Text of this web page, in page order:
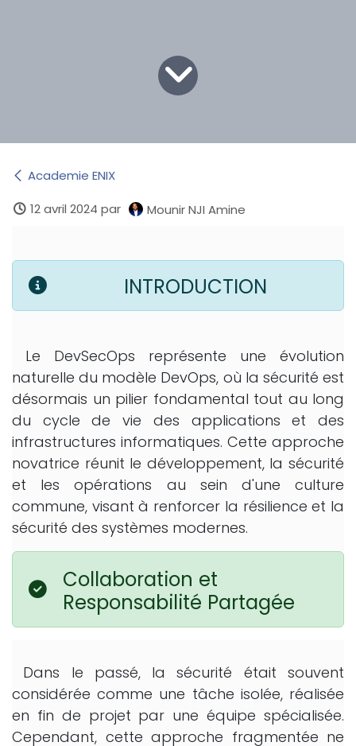
Academie ENIX
12 avril 2024 par Mounir NJI Amine
INTR​ODUC​TION
Le DevSecOps représente une évolution
naturelle du modèle DevOps, où la sécurité est
désormais un pilier fondamental tout au long
du cycle de vie des applications et des
infrastructures informatiques. Cette approche
novatrice réunit le développement, la sécurité
et les opérations au sein d'une culture
commune, visant à renforcer la résilience et la
sécurité des systèmes modernes.
Collaboration et
Responsabilité Partagée
Dans le passé, la sécurité était souvent
considérée comme une tâche isolée, réalisée
en fin de projet par une équipe spécialisée.
Cependant, cette approche fragmentée ne